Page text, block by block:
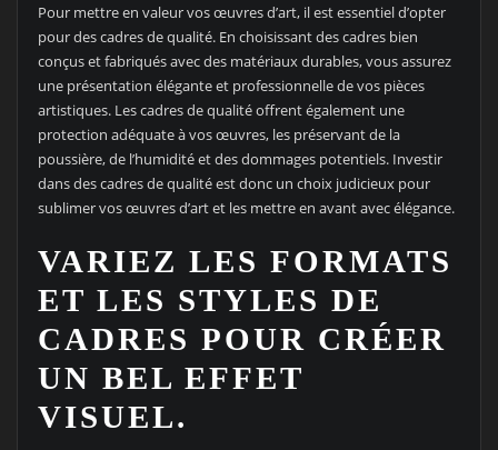
Pour mettre en valeur vos œuvres d’art, il est essentiel d’opter
pour des cadres de qualité. En choisissant des cadres bien
conçus et fabriqués avec des matériaux durables, vous assurez
une présentation élégante et professionnelle de vos pièces
artistiques. Les cadres de qualité offrent également une
protection adéquate à vos œuvres, les préservant de la
poussière, de l’humidité et des dommages potentiels. Investir
dans des cadres de qualité est donc un choix judicieux pour
sublimer vos œuvres d’art et les mettre en avant avec élégance.
VARIEZ LES FORMATS
ET LES STYLES DE
CADRES POUR CRÉER
UN BEL EFFET
VISUEL.